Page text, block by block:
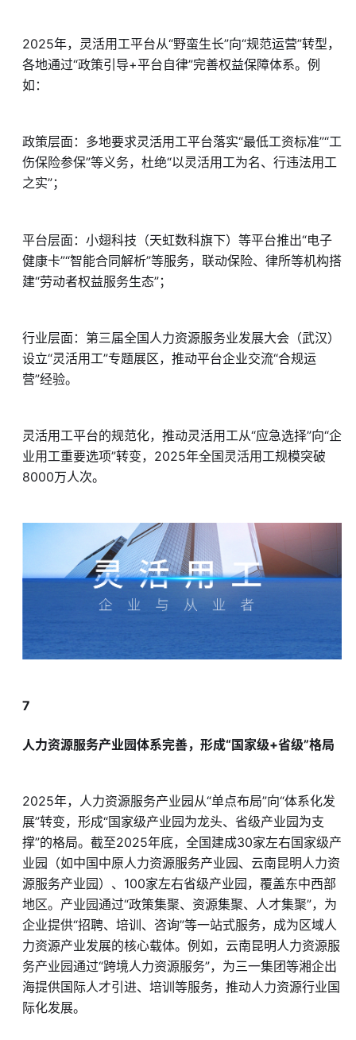
2025年，灵活用工平台从“野蛮生长”向“规范运营”转型，
各地通过“政策引导+平台自律”完善权益保障体系。例
如：
政策层面：多地要求灵活用工平台落实“最低工资标准”“工
伤保险参保”等义务，杜绝“以灵活用工为名、行违法用工
之实”；
平台层面：小翅科技（天虹数科旗下）等平台推出“电子
健康卡”“智能合同解析”等服务，联动保险、律所等机构搭
建“劳动者权益服务生态”；
行业层面：第三届全国人力资源服务业发展大会（武汉）
设立“灵活用工”专题展区，推动平台企业交流“合规运
营”经验。
灵活用工平台的规范化，推动灵活用工从“应急选择”向“企
业用工重要选项”转变，2025年全国灵活用工规模突破
8000万人次。
7
人力资源服务产业园体系完善，形成“国家级+省级”格局
2025年，人力资源服务产业园从“单点布局”向“体系化发
展”转变，形成“国家级产业园为龙头、省级产业园为支
撑”的格局。截至2025年底，全国建成30家左右国家级产
业园（如中国中原人力资源服务产业园、云南昆明人力资
源服务产业园）、100家左右省级产业园，覆盖东中西部
地区。产业园通过“政策集聚、资源集聚、人才集聚”，为
企业提供“招聘、培训、咨询”等一站式服务，成为区域人
力资源产业发展的核心载体。例如，云南昆明人力资源服
务产业园通过“跨境人力资源服务”，为三一集团等湘企出
海提供国际人才引进、培训等服务，推动人力资源行业国
际化发展。